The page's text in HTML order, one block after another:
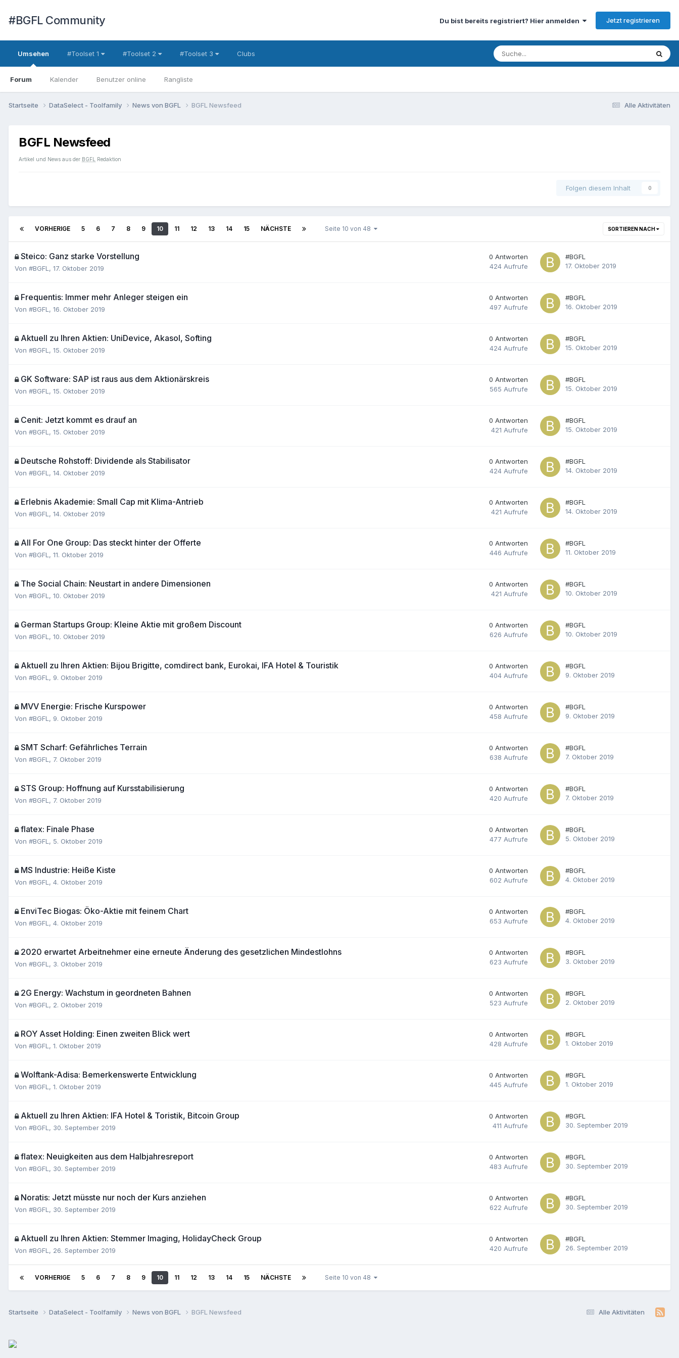
#BGFL Community Du bist bereits registriert? Hier anmelden Jetzt registrieren
Umsehen
Forum Kalender Benutzer online Rangliste
#Toolset 1 #Toolset 2 #Toolset 3 Clubs
Alle Aktivitäten
Startseite DataSelect - Toolfamily News von BGFL BGFL Newsfeed
BGFL Newsfeed
Artikel und News aus der BGFL Redaktion
Folgen diesem Inhalt 0
SORTIEREN NACH
VORHERIGE 5 6 7 8 9 10 11 12 13 14 15 NÄCHSTE Seite 10 von 48
Steico: Ganz starke Vorstellung
Von #BGFL , 17. Oktober 2019
0 Antworten
424 Aufrufe
#BGFL
17. Oktober 2019
Frequentis: Immer mehr Anleger steigen ein
Von #BGFL , 16. Oktober 2019
0 Antworten
497 Aufrufe
#BGFL
16. Oktober 2019
Aktuell zu Ihren Aktien: UniDevice, Akasol, Softing
Von #BGFL , 15. Oktober 2019
0 Antworten
424 Aufrufe
#BGFL
15. Oktober 2019
GK Software: SAP ist raus aus dem Aktionärskreis
Von #BGFL , 15. Oktober 2019
0 Antworten
565 Aufrufe
#BGFL
15. Oktober 2019
Cenit: Jetzt kommt es drauf an
Von #BGFL , 15. Oktober 2019
0 Antworten
421 Aufrufe
#BGFL
15. Oktober 2019
Deutsche Rohstoff: Dividende als Stabilisator
Von #BGFL , 14. Oktober 2019
0 Antworten
424 Aufrufe
#BGFL
14. Oktober 2019
Erlebnis Akademie: Small Cap mit Klima-Antrieb
Von #BGFL , 14. Oktober 2019
0 Antworten
421 Aufrufe
#BGFL
14. Oktober 2019
All For One Group: Das steckt hinter der Offerte
Von #BGFL , 11. Oktober 2019
0 Antworten
446 Aufrufe
#BGFL
11. Oktober 2019
The Social Chain: Neustart in andere Dimensionen
Von #BGFL , 10. Oktober 2019
0 Antworten
421 Aufrufe
#BGFL
10. Oktober 2019
German Startups Group: Kleine Aktie mit großem Discount
Von #BGFL , 10. Oktober 2019
0 Antworten
626 Aufrufe
#BGFL
10. Oktober 2019
Aktuell zu Ihren Aktien: Bijou Brigitte, comdirect bank, Eurokai, IFA Hotel & Touristik
Von #BGFL , 9. Oktober 2019
0 Antworten
404 Aufrufe
#BGFL
9. Oktober 2019
MVV Energie: Frische Kurspower
Von #BGFL , 9. Oktober 2019
0 Antworten
458 Aufrufe
#BGFL
9. Oktober 2019
SMT Scharf: Gefährliches Terrain
Von #BGFL , 7. Oktober 2019
0 Antworten
638 Aufrufe
#BGFL
7. Oktober 2019
STS Group: Hoffnung auf Kursstabilisierung
Von #BGFL , 7. Oktober 2019
0 Antworten
420 Aufrufe
#BGFL
7. Oktober 2019
flatex: Finale Phase
Von #BGFL , 5. Oktober 2019
0 Antworten
477 Aufrufe
#BGFL
5. Oktober 2019
MS Industrie: Heiße Kiste
Von #BGFL , 4. Oktober 2019
0 Antworten
602 Aufrufe
#BGFL
4. Oktober 2019
EnviTec Biogas: Öko-Aktie mit feinem Chart
Von #BGFL , 4. Oktober 2019
0 Antworten
653 Aufrufe
#BGFL
4. Oktober 2019
2020 erwartet Arbeitnehmer eine erneute Änderung des gesetzlichen Mindestlohns
Von #BGFL , 3. Oktober 2019
0 Antworten
623 Aufrufe
#BGFL
3. Oktober 2019
2G Energy: Wachstum in geordneten Bahnen
Von #BGFL , 2. Oktober 2019
0 Antworten
523 Aufrufe
#BGFL
2. Oktober 2019
ROY Asset Holding: Einen zweiten Blick wert
Von #BGFL , 1. Oktober 2019
0 Antworten
428 Aufrufe
#BGFL
1. Oktober 2019
Wolftank-Adisa: Bemerkenswerte Entwicklung
Von #BGFL , 1. Oktober 2019
0 Antworten
445 Aufrufe
#BGFL
1. Oktober 2019
Aktuell zu Ihren Aktien: IFA Hotel & Toristik, Bitcoin Group
Von #BGFL , 30. September 2019
0 Antworten
411 Aufrufe
#BGFL
30. September 2019
flatex: Neuigkeiten aus dem Halbjahresreport
Von #BGFL , 30. September 2019
0 Antworten
483 Aufrufe
#BGFL
30. September 2019
Noratis: Jetzt müsste nur noch der Kurs anziehen
Von #BGFL , 30. September 2019
0 Antworten
622 Aufrufe
#BGFL
30. September 2019
Aktuell zu Ihren Aktien: Stemmer Imaging, HolidayCheck Group
Von #BGFL , 26. September 2019
0 Antworten
420 Aufrufe
#BGFL
26. September 2019
VORHERIGE 5 6 7 8 9 10 11 12 13 14 15 NÄCHSTE Seite 10 von 48
Alle Aktivitäten
Startseite DataSelect - Toolfamily News von BGFL BGFL Newsfeed